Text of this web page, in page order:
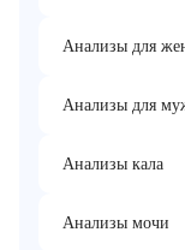
Анализы для
Анализы для
Анализы кала
Анализы мочи